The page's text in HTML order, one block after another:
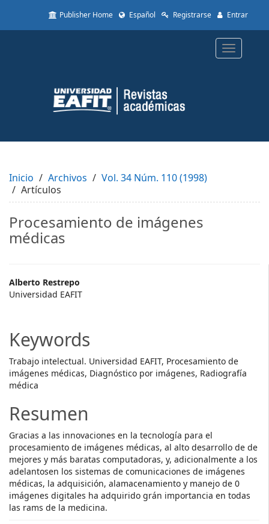
to
Content
Sidebar
Publisher Home Español Registrarse Entrar
Toggle
Inicio Archivos
Vol. 34 Núm. 110 (1998)
Artículos
Procesamiento de imágenes
médicas
Main
Article
Alberto Restrepo
Universidad EAFIT
Keywords
Trabajo intelectual. Universidad EAFIT, Procesamiento de
imágenes médicas, Diagnóstico por imágenes, Radiografía
médica
Resumen
Gracias a las innovaciones en la tecnología para el
procesamiento de imágenes médicas, al alto desarrollo de de
mejores y más baratas computadoras, y, adicionalmente a los
adelantosen los sistemas de comunicaciones de imágenes
médicas, la adquisición, alamacenamiento y manejo de 0
imágenes digitales ha adquirido grán importancia en todas
las rams de la medicina.